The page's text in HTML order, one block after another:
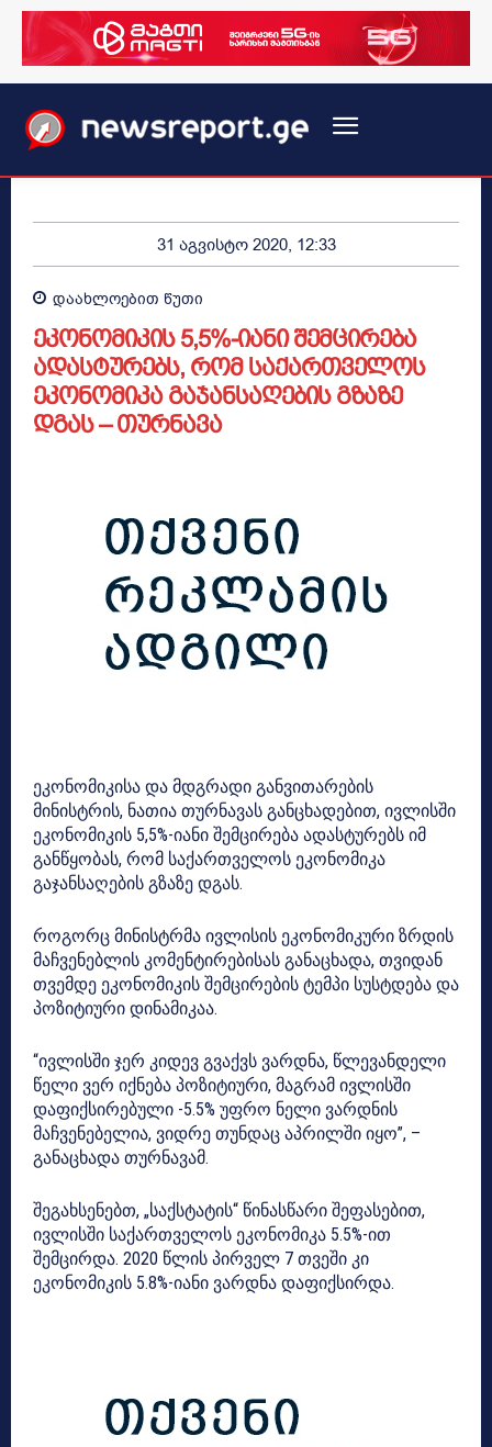
31 აგვისტო 2020, 12:33
დაახლოებით წუთი
ეკონომიკის 5,5%-იანი შემცირება
ადასტურებს, რომ საქართველოს
ეკონომიკა გაჯანსაღების გზაზე
დგას – თურნავა
ეკონომიკისა და მდგრადი განვითარების
მინისტრის, ნათია თურნავას განცხადებით, ივლისში
ეკონომიკის 5,5%-იანი შემცირება ადასტურებს იმ
განწყობას, რომ საქართველოს ეკონომიკა
გაჯანსაღების გზაზე დგას.
როგორც მინისტრმა ივლისის ეკონომიკური ზრდის
მაჩვენებლის კომენტირებისას განაცხადა, თვიდან
თვემდე ეკონომიკის შემცირების ტემპი სუსტდება და
პოზიტიური დინამიკაა.
“ივლისში ჯერ კიდევ გვაქვს ვარდნა, წლევანდელი
წელი ვერ იქნება პოზიტიური, მაგრამ ივლისში
დაფიქსირებული -5.5% უფრო ნელი ვარდნის
მაჩვენებელია, ვიდრე თუნდაც აპრილში იყო”, –
განაცხადა თურნავამ.
შეგახსენებთ, „საქსტატის“ წინასწარი შეფასებით,
ივლისში საქართველოს ეკონომიკა 5.5%-ით
შემცირდა. 2020 წლის პირველ 7 თვეში კი
ეკონომიკის 5.8%-იანი ვარდნა დაფიქსირდა.